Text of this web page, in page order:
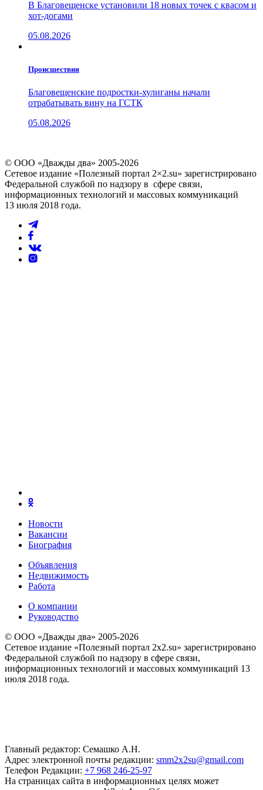
В Благовещенске установили 18 новых точек с квасом и
хот-догами
05.08.2026
Проиcшествия
Благовещенские подростки-хулиганы начали
отрабатывать вину на ГСТК
05.08.2026
© ООО «Дважды два» 2005-2026
Сетевое издание «Полезный портал 2×2.su» зарегистрировано
Федеральной службой по надзору в сфере связи,
информационных технологий и массовых коммуникаций
13 июля 2018 года.
Новости
Вакансии
Биография
Объявления
Недвижимость
Работа
О компании
Руководство
© ООО «Дважды два» 2005-2026
Сетевое издание «Полезный портал 2x2.su» зарегистрировано
Федеральной службой по надзору в сфере связи,
информационных технологий и массовых коммуникаций 13
июля 2018 года.
Главный редактор: Семашко А.Н.
Адрес электронной почты редакции: smm2x2su@gmail.com
Телефон Редакции: +7 968 246-25-97
На страницах сайта в информационных целях может